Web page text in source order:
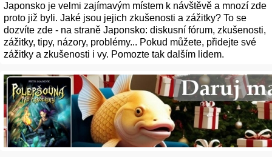
Japonsko je velmi zajímavým místem k návštěvě a mnozí zde
proto již byli. Jaké jsou jejich zkušenosti a zážitky? To se
dozvíte zde - na straně Japonsko: diskusní fórum, zkušenosti,
zážitky, tipy, názory, problémy... Pokud můžete, přidejte své
zážitky a zkušenosti i vy. Pomozte tak dalším lidem.